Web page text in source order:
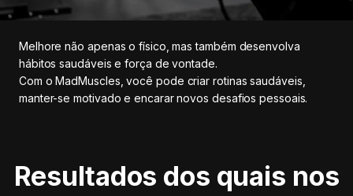
Melhore não apenas o físico, mas também desenvolva
hábitos saudáveis e força de vontade.
Com o MadMuscles, você pode criar rotinas saudáveis,
manter-se motivado e encarar novos desafios pessoais.
Resultados dos quais nos